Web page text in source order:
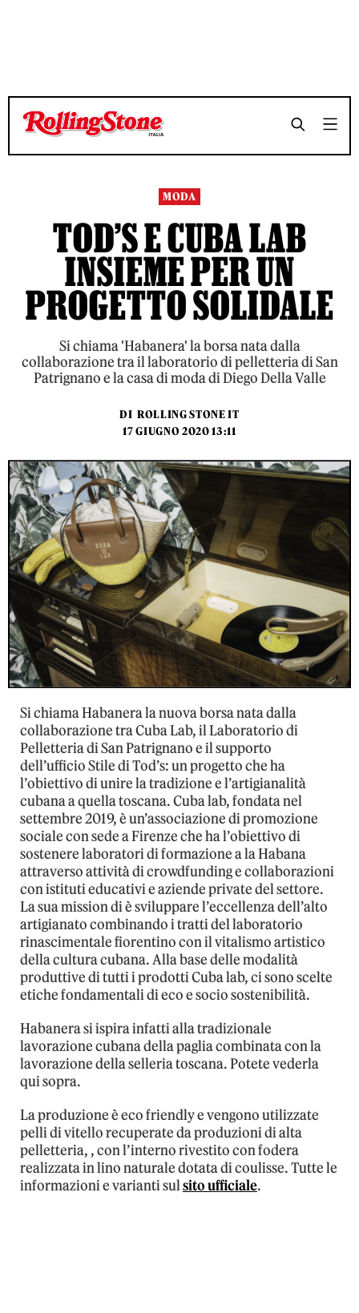
TEMPO DI LETTURA 3 MINUTI SHARE
TEMPO DI LETTURA 3 MINUTI SHARE
MODA
TOD’S E CUBA LAB
INSIEME PER UN
PROGETTO SOLIDALE
Si chiama 'Habanera' la borsa nata dalla
collaborazione tra il laboratorio di pelletteria di San
Patrignano e la casa di moda di Diego Della Valle
DI ROLLING STONE IT
17 GIUGNO 2020 13:11
Si chiama Habanera la nuova borsa nata dalla
collaborazione tra Cuba Lab, il Laboratorio di
Pelletteria di San Patrignano e il supporto
dell’ufficio Stile di Tod’s: un progetto che ha
l’obiettivo di unire la tradizione e l’artigianalità
cubana a quella toscana. Cuba lab, fondata nel
settembre 2019, è un’associazione di promozione
sociale con sede a Firenze che ha l’obiettivo di
sostenere laboratori di formazione a la Habana
attraverso attività di crowdfunding e collaborazioni
con istituti educativi e aziende private del settore.
La sua mission di è sviluppare l’eccellenza dell’alto
artigianato combinando i tratti del laboratorio
rinascimentale fiorentino con il vitalismo artistico
della cultura cubana. Alla base delle modalità
produttive di tutti i prodotti Cuba lab, ci sono scelte
etiche fondamentali di eco e socio sostenibilità.
Habanera si ispira infatti alla tradizionale
lavorazione cubana della paglia combinata con la
lavorazione della selleria toscana. Potete vederla
qui sopra.
La produzione è eco friendly e vengono utilizzate
pelli di vitello recuperate da produzioni di alta
pelletteria, , con l’interno rivestito con fodera
realizzata in lino naturale dotata di coulisse. Tutte le
informazioni e varianti sulsito ufficiale.